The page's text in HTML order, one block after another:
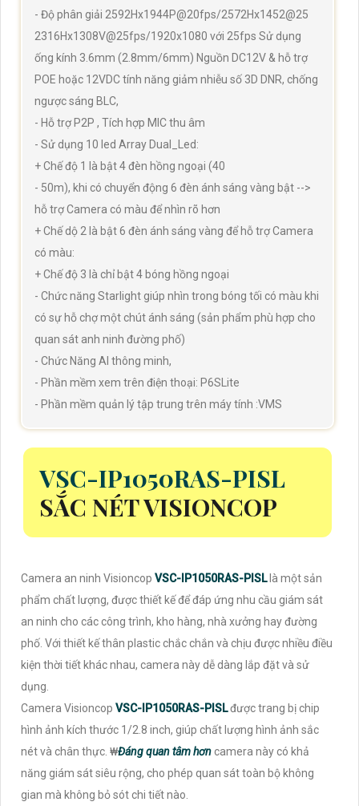
- Độ phân giải 2592Hx1944P@20fps/2572Hx1452@25
2316Hx1308V@25fps/1920x1080 với 25fps Sử dụng
ống kính 3.6mm (2.8mm/6mm) Nguồn DC12V & hỗ trợ
POE hoặc 12VDC tính năng giảm nhiễu số 3D DNR, chống
ngược sáng BLC,
- Hỗ trợ P2P , Tích hợp MIC thu âm
- Sử dụng 10 led Array Dual_Led:
+ Chế độ 1 là bật 4 đèn hồng ngoại (40
- 50m), khi có chuyển động 6 đèn ánh sáng vàng bật -->
hỗ trợ Camera có màu để nhìn rõ hơn
+ Chế dộ 2 là bật 6 đèn ánh sáng vàng để hỗ trợ Camera
có màu:
+ Chế độ 3 là chỉ bật 4 bóng hồng ngoại
- Chức năng Starlight giúp nhìn trong bóng tối có màu khi
có sự hỗ chợ một chút ánh sáng (sản phẩm phù hợp cho
quan sát anh ninh đường phố)
- Chức Năng AI thông minh,
- Phần mềm xem trên điện thoại: P6SLite
- Phần mềm quản lý tập trung trên máy tính :VMS
VSC-IP1050RAS-PISL
SẮC NÉT VISIONCOP
Camera an ninh Visioncop VSC-IP1050RAS-PISLlà một sản
phẩm chất lượng, được thiết kế để đáp ứng nhu cầu giám sát
an ninh cho các công trình, kho hàng, nhà xưởng hay đường
phố. Với thiết kế thân plastic chắc chắn và chịu được nhiều điều
kiện thời tiết khác nhau, camera này dễ dàng lắp đặt và sử
dụng.
Camera Visioncop VSC-IP1050RAS-PISLđược trang bị chip
hình ảnh kích thước 1/2.8 inch, giúp chất lượng hình ảnh sắc
nét và chân thực. ₩Đáng quan tâm hơncamera này có khả
năng giám sát siêu rộng, cho phép quan sát toàn bộ không
gian mà không bỏ sót chi tiết nào.